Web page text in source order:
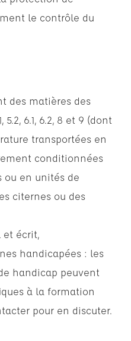
le contrôle du
des matières des
5.2, 6.1, 6.2, 8 et 9 (dont
transportées en
conditionnées
ou en unités de
citernes ou des
et écrit,
handicapées : les
handicap peuvent
à la formation
pour en discuter.